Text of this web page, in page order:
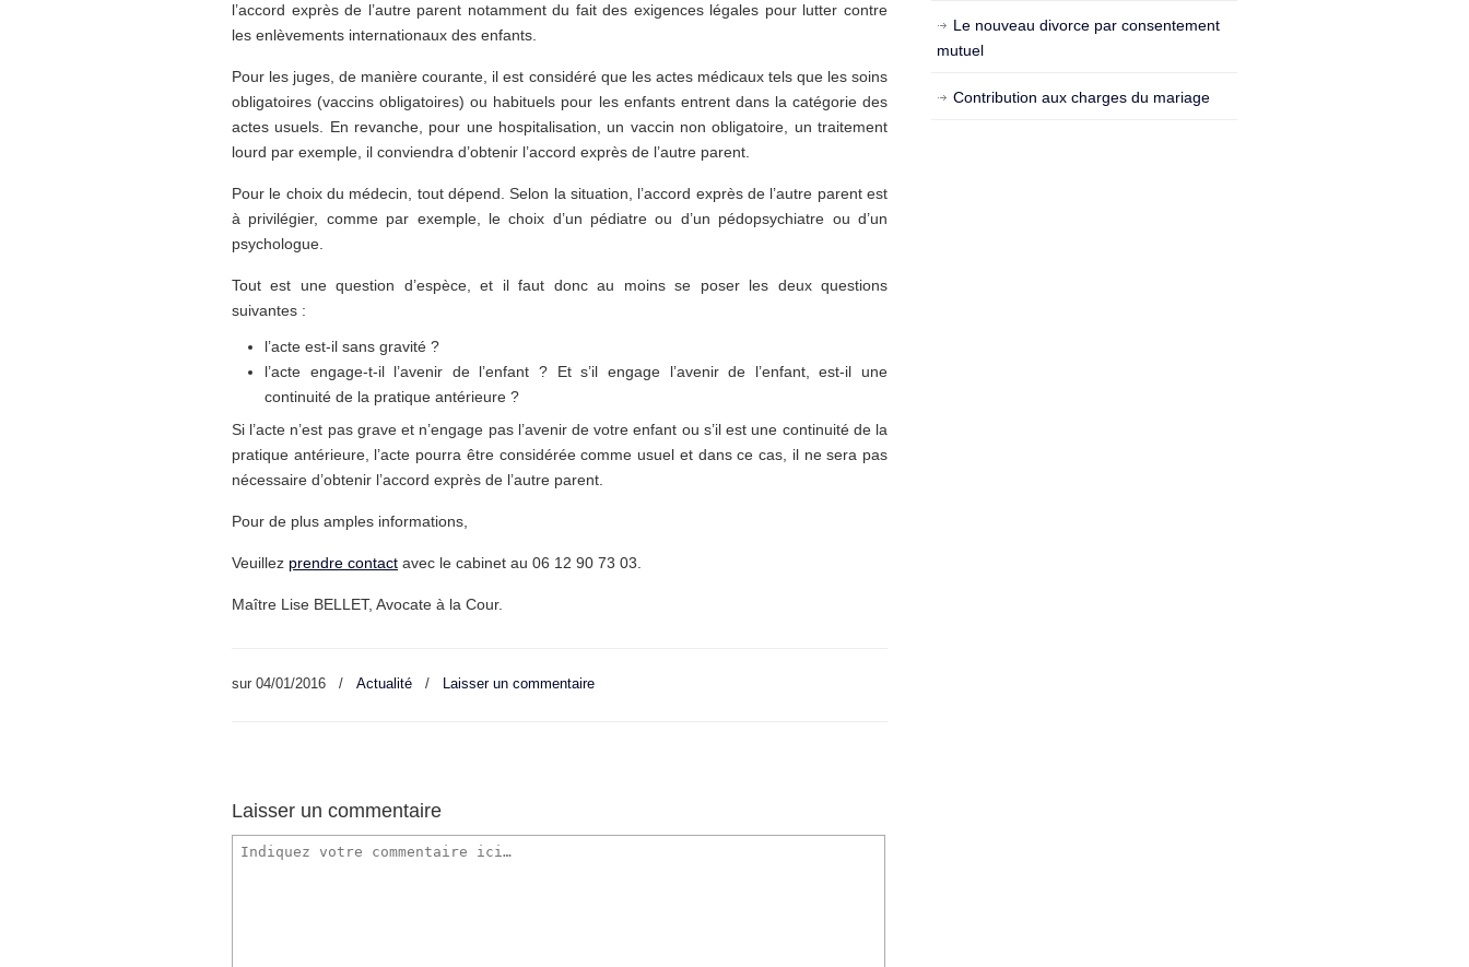
l’accord exprès de l’autre parent notamment du fait des exigences légales pour lutter contre
les enlèvements internationaux des enfants.
Pour les juges, de manière courante, il est considéré que les actes médicaux tels que les soins
obligatoires (vaccins obligatoires) ou habituels pour les enfants entrent dans la catégorie des
actes usuels. En revanche, pour une hospitalisation, un vaccin non obligatoire, un traitement
lourd par exemple, il conviendra d’obtenir l’accord exprès de l’autre parent.
Pour le choix du médecin, tout dépend. Selon la situation, l’accord exprès de l’autre parent est
à privilégier, comme par exemple, le choix d’un pédiatre ou d’un pédopsychiatre ou d’un
psychologue.
Tout est une question d’espèce, et il faut donc au moins se poser les deux questions
suivantes :
l’acte est-il sans gravité ?
l’acte engage-t-il l’avenir de l’enfant ? Et s’il engage l’avenir de l’enfant, est-il une
continuité de la pratique antérieure ?
Si l’acte n’est pas grave et n’engage pas l’avenir de votre enfant ou s’il est une continuité de la
pratique antérieure, l’acte pourra être considérée comme usuel et dans ce cas, il ne sera pas
nécessaire d’obtenir l’accord exprès de l’autre parent.
Pour de plus amples informations,
Veuillez prendre contact avec le cabinet au 06 12 90 73 03.
Maître Lise BELLET, Avocate à la Cour.
sur 04/01/2016 / Actualité / Laisser un commentaire
Laisser un commentaire
Le nouveau divorce par consentement
mutuel
Contribution aux charges du mariage